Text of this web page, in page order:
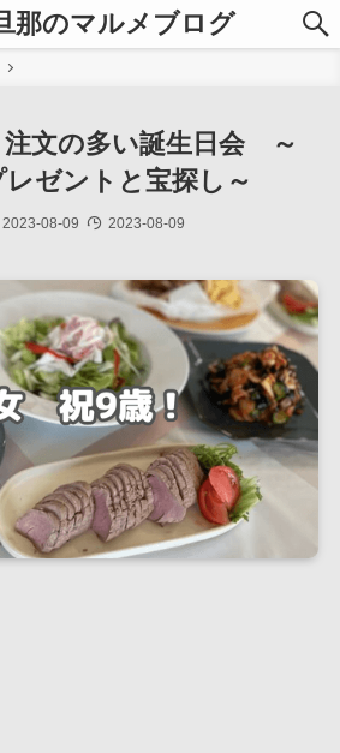
那のマルメブログ
注文の多い誕生日会 ～
ゼントと宝探し～
2023-08-09 2023-08-09